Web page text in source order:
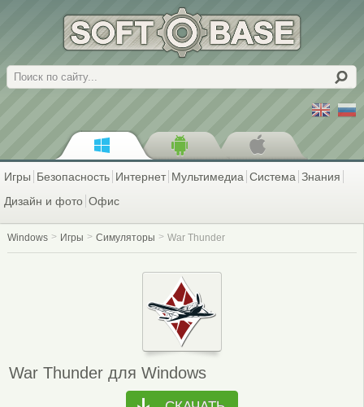
Поиск
Игры Безопасность Интернет Мультимедиа Система Знания
Дизайн и фото Офис
Windows Игры Симуляторы War Thunder
War Thunder для Windows